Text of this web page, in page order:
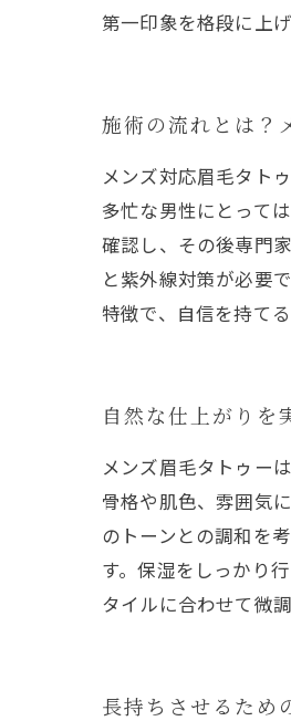
第一印象を格段に上
施術の流れとは？
メンズ対応眉毛タト
多忙な男性にとって
確認し、その後専門
と紫外線対策が必要
特徴で、自信を持て
自然な仕上がりを
メンズ眉毛タトゥー
骨格や肌色、雰囲気
のトーンとの調和を
す。保湿をしっかり
タイルに合わせて微
長持ちさせるため